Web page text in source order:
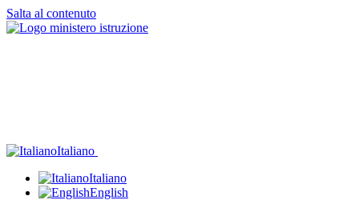
Salta al contenuto
Italiano
Italiano
English